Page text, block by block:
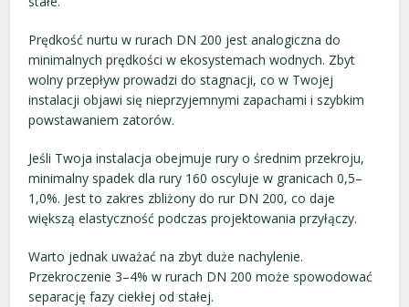
Prędkość nurtu w rurach DN 200 jest analogiczna do
minimalnych prędkości w ekosystemach wodnych. Zbyt
wolny przepływ prowadzi do stagnacji, co w Twojej
instalacji objawi się nieprzyjemnymi zapachami i szybkim
powstawaniem zatorów.
Jeśli Twoja instalacja obejmuje rury o średnim przekroju,
minimalny spadek dla rury 160 oscyluje w granicach 0,5–
1,0%. Jest to zakres zbliżony do rur DN 200, co daje
większą elastyczność podczas projektowania przyłączy.
Warto jednak uważać na zbyt duże nachylenie.
Przekroczenie 3–4% w rurach DN 200 może spowodować
separację fazy ciekłej od stałej.